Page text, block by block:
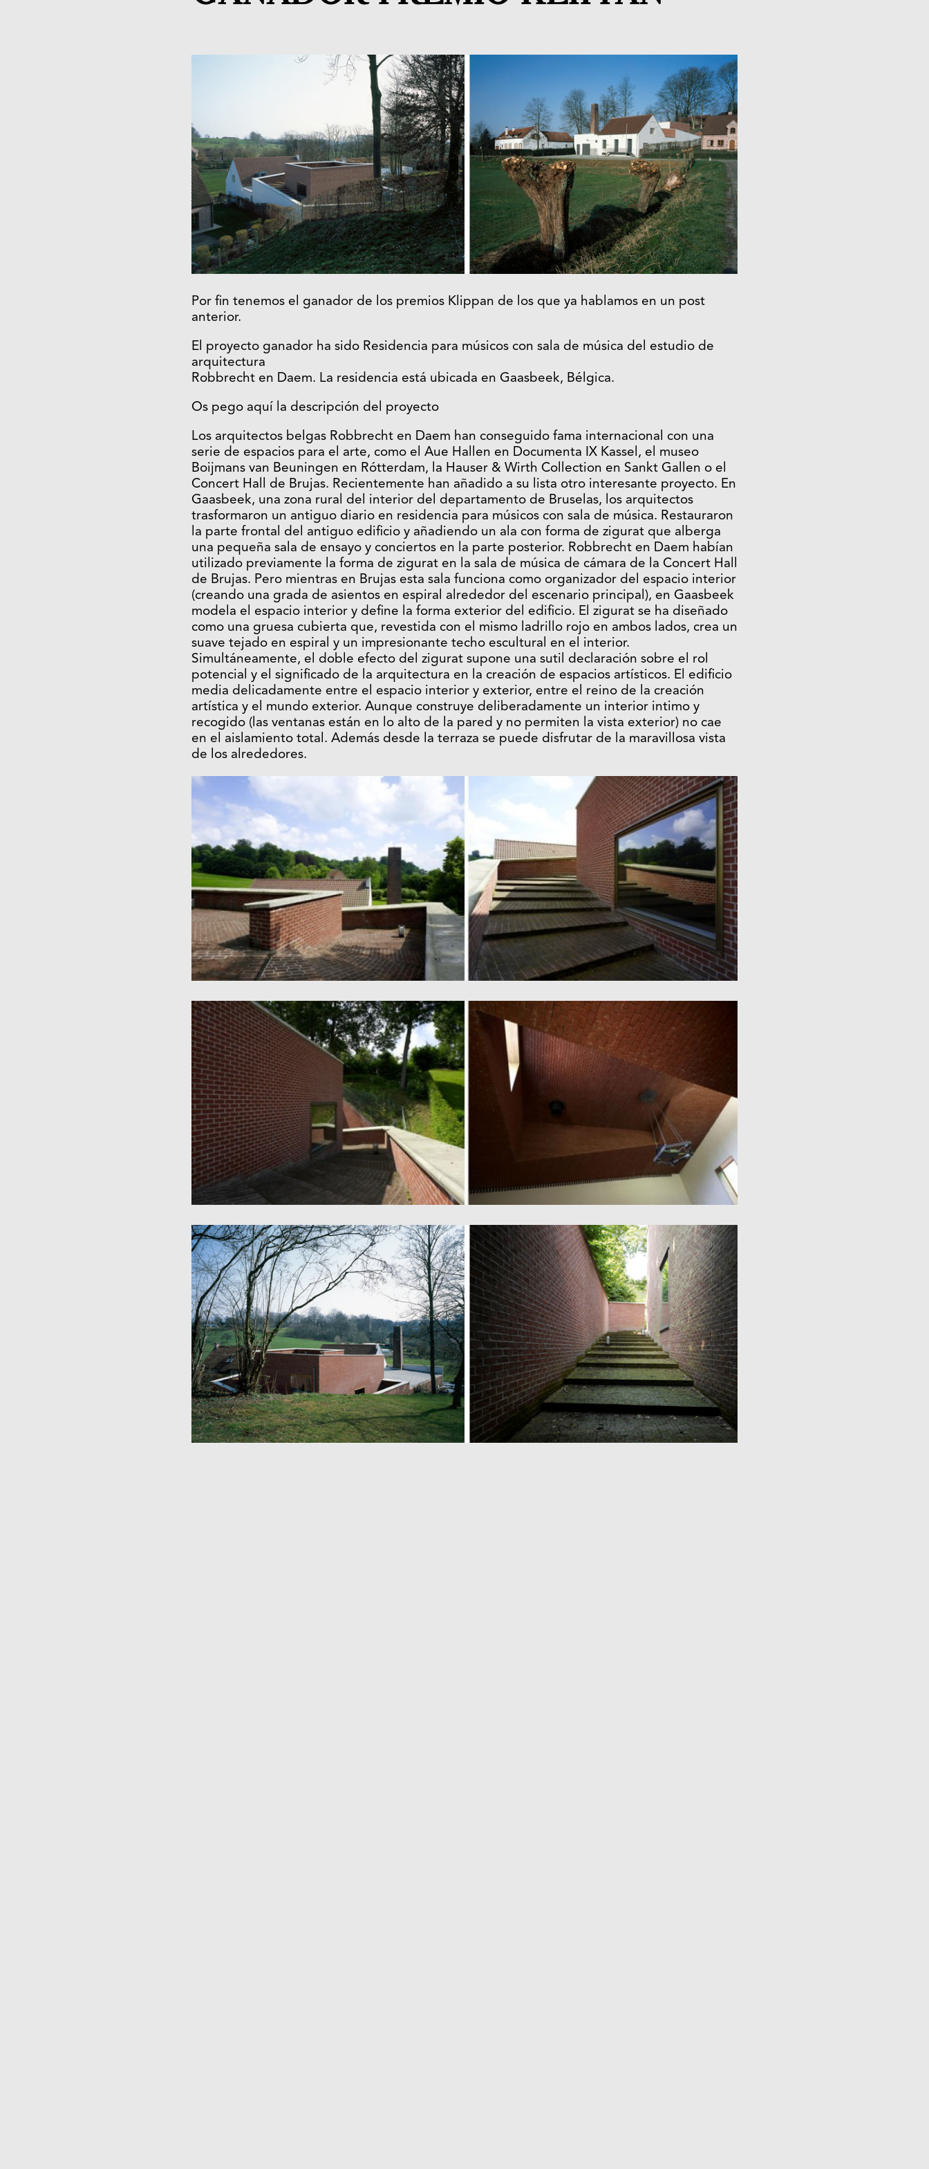
Por fin tenemos el ganador de los premios Klippan de los que ya hablamos en un post
anterior.
El proyecto ganador ha sido Residencia para músicos con sala de música del estudio de
arquitectura
Robbrecht en Daem. La residencia está ubicada en Gaasbeek, Bélgica.
Os pego aquí la descripción del proyecto
Los arquitectos belgas Robbrecht en Daem han conseguido fama internacional con una
serie de espacios para el arte, como el Aue Hallen en Documenta IX Kassel, el museo
Boijmans van Beuningen en Rótterdam, la Hauser & Wirth Collection en Sankt Gallen o el
Concert Hall de Brujas. Recientemente han añadido a su lista otro interesante proyecto. En
Gaasbeek, una zona rural del interior del departamento de Bruselas, los arquitectos
trasformaron un antiguo diario en residencia para músicos con sala de música. Restauraron
la parte frontal del antiguo edificio y añadiendo un ala con forma de zigurat que alberga
una pequeña sala de ensayo y conciertos en la parte posterior. Robbrecht en Daem habían
utilizado previamente la forma de zigurat en la sala de música de cámara de la Concert Hall
de Brujas. Pero mientras en Brujas esta sala funciona como organizador del espacio interior
(creando una grada de asientos en espiral alrededor del escenario principal), en Gaasbeek
modela el espacio interior y define la forma exterior del edificio. El zigurat se ha diseñado
como una gruesa cubierta que, revestida con el mismo ladrillo rojo en ambos lados, crea un
suave tejado en espiral y un impresionante techo escultural en el interior.
Simultáneamente, el doble efecto del zigurat supone una sutil declaración sobre el rol
potencial y el significado de la arquitectura en la creación de espacios artísticos. El edificio
media delicadamente entre el espacio interior y exterior, entre el reino de la creación
artística y el mundo exterior. Aunque construye deliberadamente un interior intimo y
recogido (las ventanas están en lo alto de la pared y no permiten la vista exterior) no cae
en el aislamiento total. Además desde la terraza se puede disfrutar de la maravillosa vista
de los alrededores.